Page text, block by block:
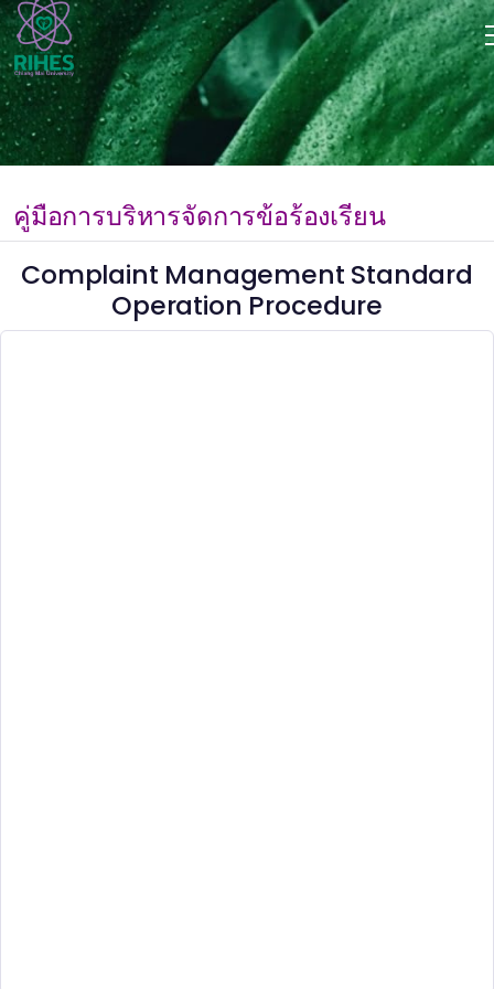
คู่มือการบริหารจัดการข้อร้องเรียน
Complaint Management Standard
Operation Procedure